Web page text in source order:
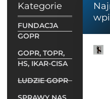
Kategorie
FUNDACJA
GOPR
GOPR, TOPR,
HS, IKAR-CISA
LUDZIE GOPR